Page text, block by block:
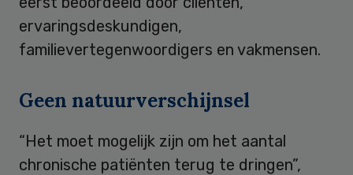
ervaringsdeskundigen,
familievertegenwoordigers en vakmensen.
Geen natuurverschijnsel
“Het moet mogelijk zijn om het aantal
chronische patiënten terug te dringen”,